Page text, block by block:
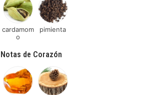
cardamom
o
pimienta
Notas de Corazón